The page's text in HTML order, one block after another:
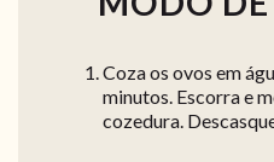
Coza os ovos em
minutos. Escorra e
cozedura.